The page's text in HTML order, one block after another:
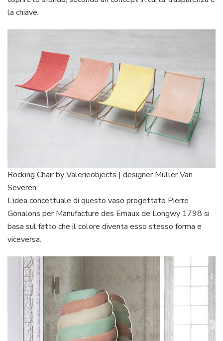
la chiave.
Rocking Chair by Valerieobjects | designer Muller Van
Severen
L’idea concettuale di questo vaso progettato Pierre
Gonalons per Manufacture des Emaux de Longwy 1798 si
basa sul fatto che il colore diventa esso stesso forma e
viceversa.